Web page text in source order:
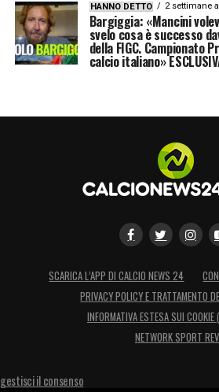
HANNO DETTO 2 settimane
Bargiggia: «Mancini
svelo cosa è successo
della FIGC. Campionato
calcio italiano»
SCARICA L’APP DI CALCIO NEWS 24
PRIVACY POLICY E TRATTAMENTO
INFORMATIVA ESTESA SUI COOKIE
NETWORK SPORT
gestisci il consenso